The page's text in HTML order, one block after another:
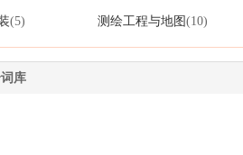
(5) 测绘工程与地图(10)
库